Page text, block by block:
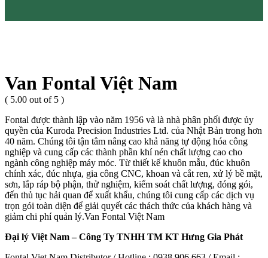
Van Fontal Việt Nam
( 5.00 out of 5 )
Fontal được thành lập vào năm 1956 và là nhà phân phối được ủy
quyền của Kuroda Precision Industries Ltd. của Nhật Bản trong hơn
40 năm. Chúng tôi tận tâm nâng cao khả năng tự động hóa công
nghiệp và cung cấp các thành phần khí nén chất lượng cao cho
ngành công nghiệp máy móc. Từ thiết kế khuôn mẫu, đúc khuôn
chính xác, đúc nhựa, gia công CNC, khoan và cắt ren, xử lý bề mặt,
sơn, lắp ráp bộ phận, thử nghiệm, kiểm soát chất lượng, đóng gói,
đến thủ tục hải quan để xuất khẩu, chúng tôi cung cấp các dịch vụ
trọn gói toàn diện để giải quyết các thách thức của khách hàng và
giảm chi phí quản lý.Van Fontal Việt Nam
Đại lý Việt Nam – Công Ty TNHH TM KT Hưng Gia Phát